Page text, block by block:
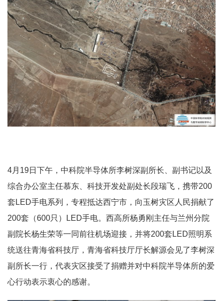
4月19日下午，中科院半导体所李树深副所长、副书记以及
综合办公室主任慕东、科技开发处副处长段瑞飞，携带200
套LED手电系列，专程抵达西宁市，向玉树灾区人民捐献了
200套（600只）LED手电。西高所杨勇刚主任与兰州分院
副院长杨生荣等一同前往机场迎接，并将200套LED照明系
统送往青海省科技厅，青海省科技厅厅长解源会见了李树深
副所长一行，代表灾区接受了捐赠并对中科院半导体所的爱
心行动表示衷心的感谢。